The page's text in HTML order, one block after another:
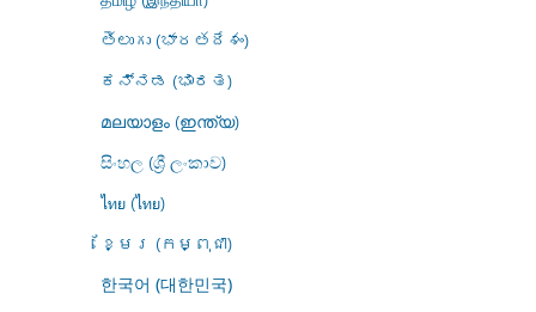
తెలుగు (భారతదేశం)
ಕನ್ನಡ (ಭಾರತ)
മലയാളം (ഇന്ത്യ)
සිංහල (ශ්‍රී ලංකාව)
ไทย (ไทย)
ខ្មែរ (កម្ពុជា)
한국어 (대한민국)